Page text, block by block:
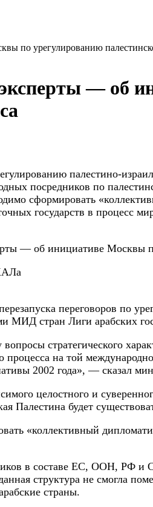
по урегулированию
— об
палестино-
посредников по
сформировать
государств в процесс
переговоров по
МИД стран Лиги арабских
стратегического
на той
2002 года», — сказал
целостного и
будет
«коллективный
в составе ЕС, ООН, РФ
структура не смогла
страны.